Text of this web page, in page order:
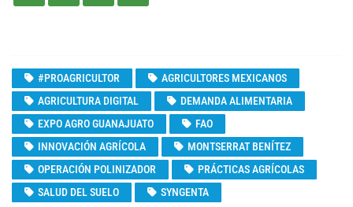
#PROAGRICULTOR
AGRICULTORES MEXICANOS
AGRICULTURA DIGITAL
DEMANDA ALIMENTARIA
EXPO AGRO GUANAJUATO
FAO
INNOVACIÓN AGRÍCOLA
MONTSERRAT BENÍTEZ
OPERACIÓN POLINIZADOR
PRÁCTICAS AGRÍCOLAS
SALUD DEL SUELO
SYNGENTA